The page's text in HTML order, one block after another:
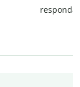
respond